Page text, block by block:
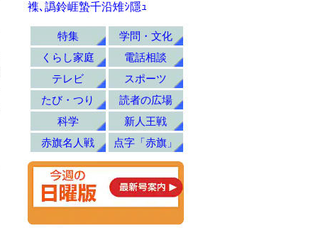
襍､譌鈴崕蟄千沿雉ｼ隱ｭ
特集
学問・文化
くらし家庭
電話相談
テレビ
スポーツ
たび・つり
読者の広場
科学
新人王戦
赤旗名人戦
点字「赤旗」